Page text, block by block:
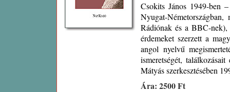
Csokits János 1949-ben
Nyugat-
Rádiónak és a BBC-nek),
érdemeket szerzett a
angol nyelvű
ismeretségét,
Mátyás szerkesztésében
Ára: 2500 Ft